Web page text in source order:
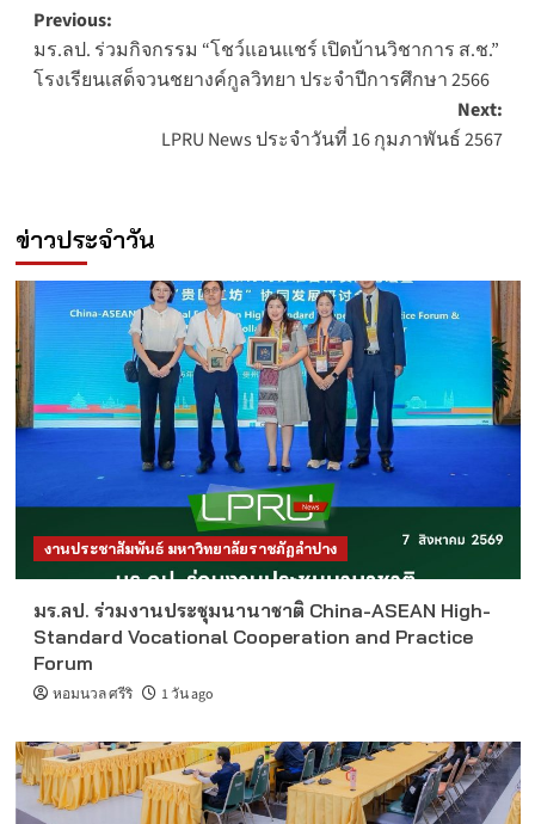
Post
navigation
Previous:
มร.ลป. ร่วมกิจกรรม “โชว์แอนแชร์ เปิดบ้านวิชาการ ส.ช.”
โรงเรียนเสด็จวนชยางค์กูลวิทยา ประจำปีการศึกษา 2566
Next:
LPRU News ประจำวันที่ 16 กุมภาพันธ์ 2567
ข่าวประจำวัน
งานประชาสัมพันธ์ มหาวิทยาลัยราชภัฏลำปาง
มร.ลป. ร่วมงานประชุมนานาชาติ China-ASEAN High-
Standard Vocational Cooperation and Practice
Forum
หอมนวล ศรีริ 1 วัน ago